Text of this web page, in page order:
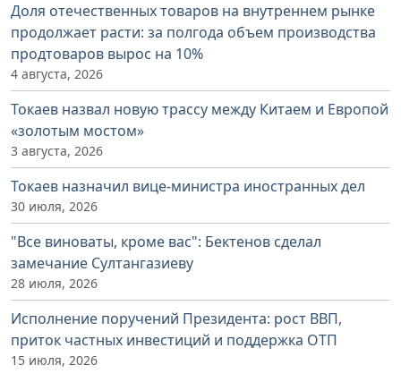
Доля отечественных товаров на внутреннем рынке
продолжает расти: за полгода объем производства
продтоваров вырос на 10%
4 августа, 2026
Токаев назвал новую трассу между Китаем и Европой
«золотым мостом»
3 августа, 2026
Токаев назначил вице-министра иностранных дел
30 июля, 2026
"Все виноваты, кроме вас": Бектенов сделал
замечание Султангазиеву
28 июля, 2026
Исполнение поручений Президента: рост ВВП,
приток частных инвестиций и поддержка ОТП
15 июля, 2026